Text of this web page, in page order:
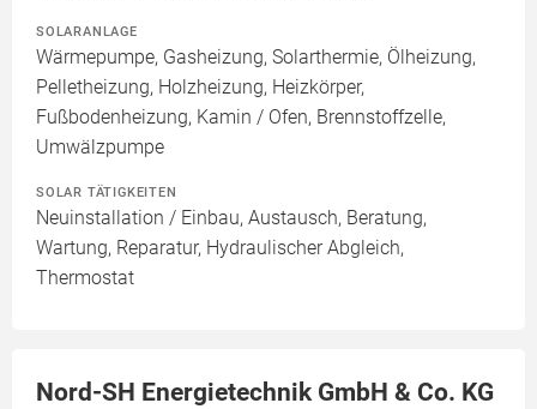
SOLARANLAGE
Wärmepumpe, Gasheizung, Solarthermie, Ölheizung,
Pelletheizung, Holzheizung, Heizkörper,
Fußbodenheizung, Kamin / Ofen, Brennstoffzelle,
Umwälzpumpe
SOLAR TÄTIGKEITEN
Neuinstallation / Einbau, Austausch, Beratung,
Wartung, Reparatur, Hydraulischer Abgleich,
Thermostat
Nord-SH Energietechnik GmbH & Co. KG